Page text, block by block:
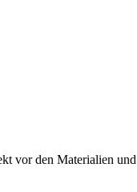
vor den Materialien